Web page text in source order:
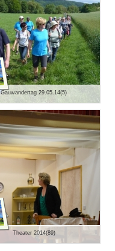
Gauwandertag 29.05.14(5)
Theater 2014(89)